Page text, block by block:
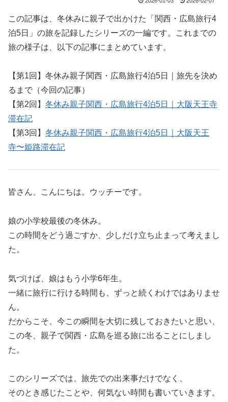
この記事は、冬休みに親子で出かけた「関西・広島旅行4
泊5日」の旅を記録したシリーズの一編です。これまでの
旅の様子は、以下の記事にまとめています。
【第1回】冬休み親子関西・広島旅行4泊5日｜旅先を決め
るまで（今回の記事）
【第2回】 冬休み親子関西・広島旅行4泊5日｜大阪天王寺
滞在記
【第3回】 冬休み親子関西・広島旅行4泊5日｜大阪天王
寺〜姫路滞在記
皆さん、こんにちは。ウッチーです。
娘の小学校最後の冬休み。
この時間をどう過ごすか、少しだけ立ち止まって考えまし
た。
気づけば、娘はもう小学6年生。
一緒に旅行に行ける時間も、ずっと続くわけではありませ
ん。
だからこそ、今この瞬間を大切に残しておきたいと思い、
この冬、親子で関西・広島を巡る旅に出ることにしまし
た。
このシリーズでは、旅先での出来事だけでなく、
そのとき感じたことや、何気ない時間も書いていきます。